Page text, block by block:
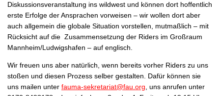
Diskussionsveranstaltung ins wildwest und können dort hoffentlich
erste Erfolge der Ansprachen vorweisen – wir wollen dort aber
auch allgemein die globale Situation vorstellen, mutmaßlich – mit
Rücksicht auf die Zusammensetzung der Riders im Großraum
Mannheim/Ludwigshafen – auf englisch.
Wir freuen uns aber natürlich, wenn bereits vorher Riders zu uns
stoßen und diesen Prozess selber gestalten. Dafür können sie
uns mailen unter fauma-sekretariat@fau.org , uns anrufen unter